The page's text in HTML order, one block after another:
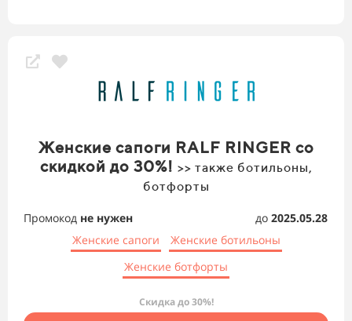
Женские сапоги RALF RINGER со
скидкой до 30%! >> также ботильоны,
ботфорты
Промокод не нужен до 2025.05.28
Женские сапоги
Женские ботильоны
Женские ботфорты
Скидка до 30%!